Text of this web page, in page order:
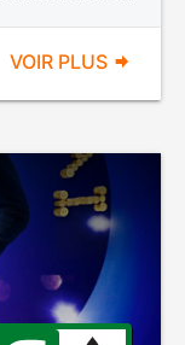
VOIR PLUS